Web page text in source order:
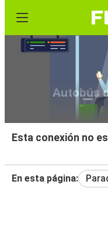
Autobús
Esta conexión no
En esta página: